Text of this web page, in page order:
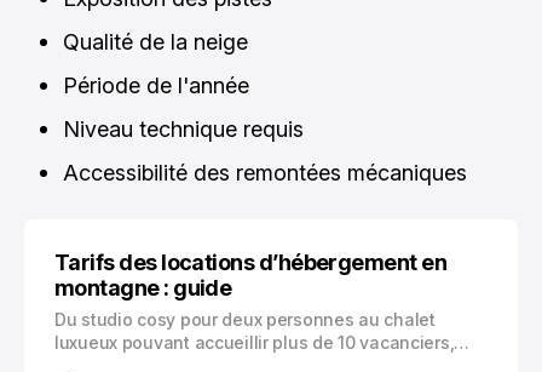
Qualité de la neige
Période de l'année
Niveau technique requis
Accessibilité des remontées mécaniques
Tarifs des locations d’hébergement en
montagne : guide
Du studio cosy pour deux personnes au chalet
luxueux pouvant accueillir plus de 10 vacanciers,